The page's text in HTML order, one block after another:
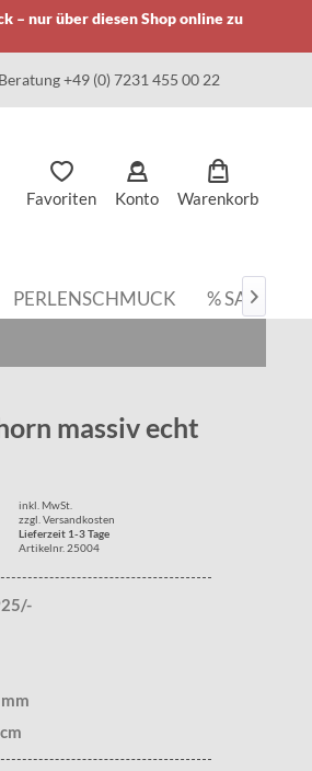
– nur über diesen Shop online zu
+49 (0) 7231 455 00 22
Favoriten Konto Warenkorb
PERLENSCHMUCK % SALE

massiv echt
inkl. MwSt.
zzgl. Versandkosten
Lieferzeit 1-3 Tage
Artikelnr. 25004